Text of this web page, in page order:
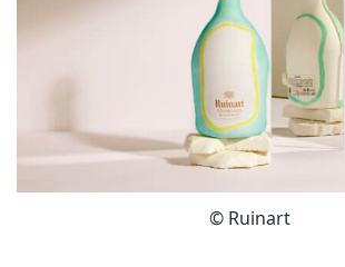
© Ruinart